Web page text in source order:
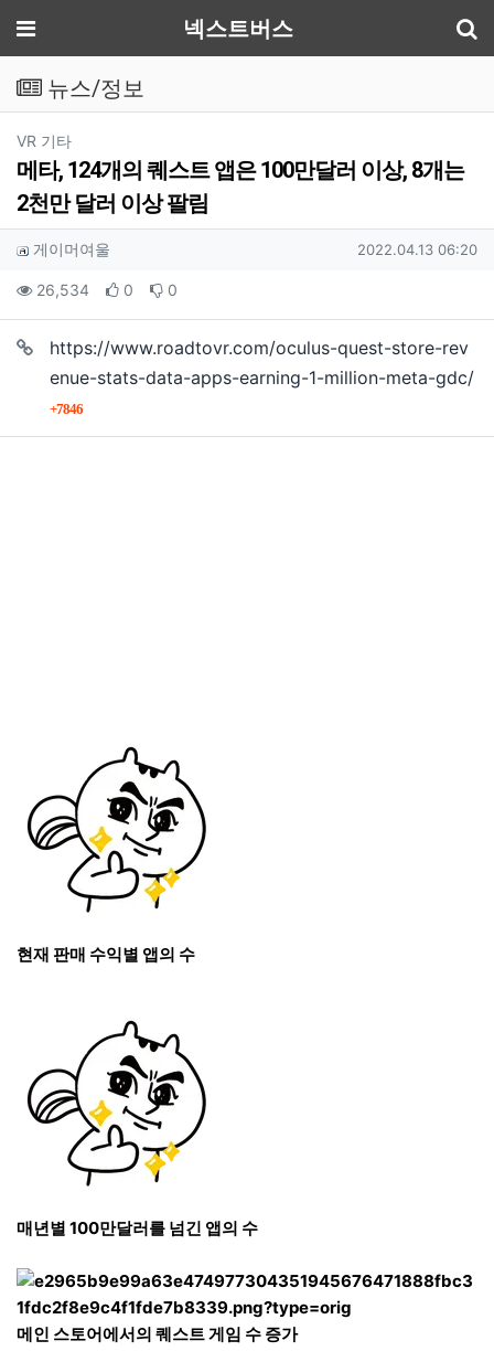
메뉴 넥스트버스
뉴스/정보
VR 기타분류
메타, 124개의 퀘스트 앱은 100만달러 이상, 8개는
2천만 달러 이상 팔림
작성자 정보
게이머여울 작성일
2022.04.13 06:20
컨텐츠 정보
26,534 조회 0 추천 0
본문
https://www.roadtovr.com/oculus-quest-store-rev
enue-stats-data-apps-earning-1-million-meta-gdc/
7846회 연결
현재 판매 수익별 앱의 수
매년별 100만달러를 넘긴 앱의 수
메인 스토어에서의 퀘스트 게임 수 증가